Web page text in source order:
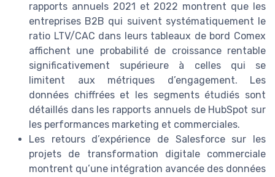
rapports annuels 2021 et 2022 montrent que les
entreprises B2B qui suivent systématiquement le
ratio LTV/CAC dans leurs tableaux de bord Comex
affichent une probabilité de croissance rentable
significativement supérieure à celles qui se
limitent aux métriques d’engagement. Les
données chiffrées et les segments étudiés sont
détaillés dans les rapports annuels de HubSpot sur
les performances marketing et commerciales.
Les retours d’expérience de Salesforce sur les
projets de transformation digitale commerciale
montrent qu’une intégration avancée des données